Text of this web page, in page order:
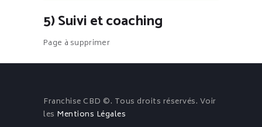
5) Suivi et coaching
Page à supprimer
Franchise CBD ©. Tous droits réservés. Voir
les Mentions Légales